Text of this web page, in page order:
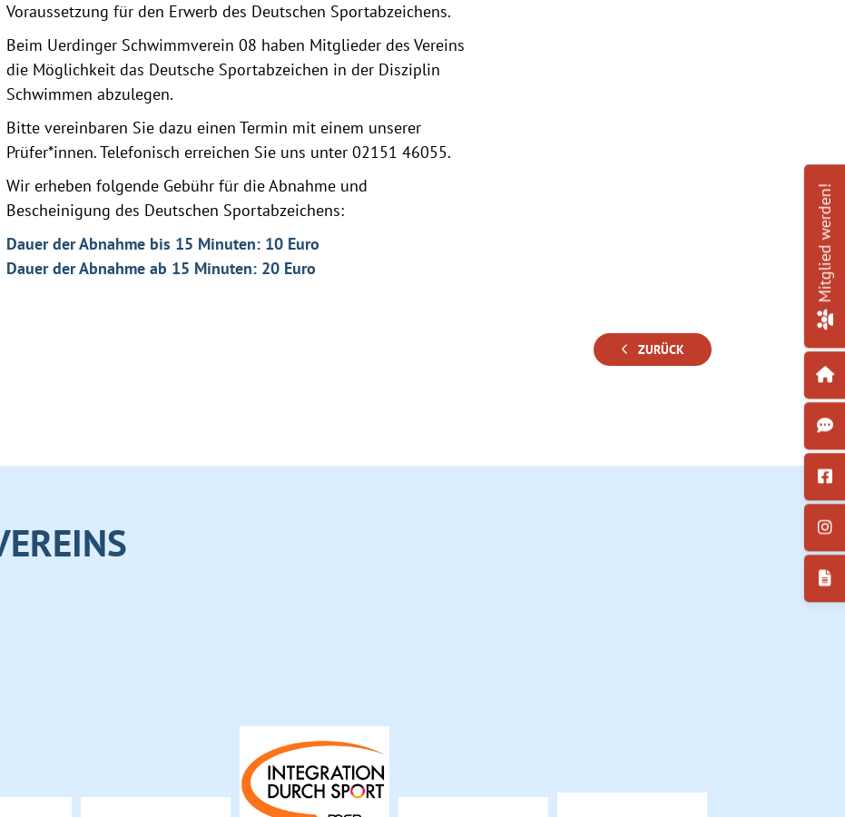
Voraussetzung für den Erwerb des Deutschen Sportabzeichens.
Beim Uerdinger Schwimmverein 08 haben Mitglieder des Vereins
die Möglichkeit das Deutsche Sportabzeichen in der Disziplin
Schwimmen abzulegen.
Bitte vereinbaren Sie dazu einen Termin mit einem unserer
Prüfer*innen. Telefonisch erreichen Sie uns unter 02151 46055.
Wir erheben folgende Gebühr für die Abnahme und
Bescheinigung des Deutschen Sportabzeichens:
Dauer der Abnahme bis 15 Minuten: 10 Euro
Dauer der Abnahme ab 15 Minuten: 20 Euro
ZURÜCK
Mitglied werden!